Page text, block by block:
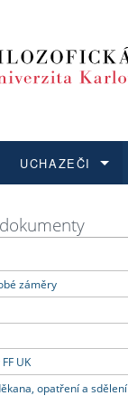
UCHAZEČI
záměry
UK
opatření a sdělení